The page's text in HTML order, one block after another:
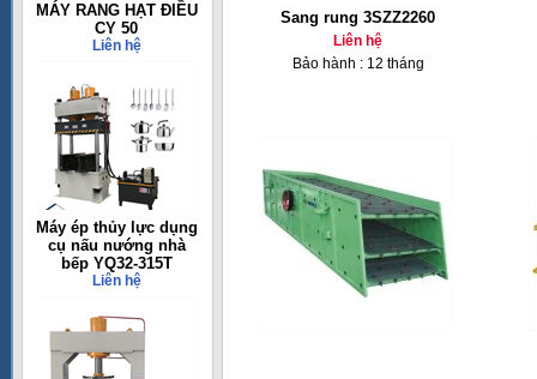
MÁY RANG HẠT ĐIỀU
CY 50
Liên hệ
Máy ép thủy lực dụng
cụ nấu nướng nhà
bếp YQ32-315T
Liên hệ
Sang rung 3SZZ2260
Liên hệ
Bảo hành : 12 tháng